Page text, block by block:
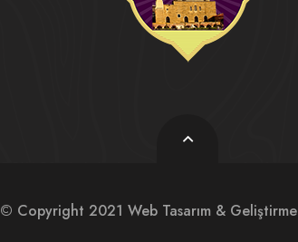
© Copyright 2021 Web Tasarım & Geliştirme